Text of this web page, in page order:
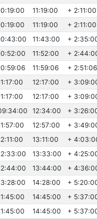
11:19:00 + 2:11:00
11:19:00 + 2:11:00
11:43:00 +
11:52:00 +
11:59:06 + 2:51:06
12:17:00 +
12:17:00 +
12:34:00 +
12:57:00 +
13:11:00 +
13:33:00 +
13:44:00 +
14:28:00 +
14:45:00 +
14:45:00 +